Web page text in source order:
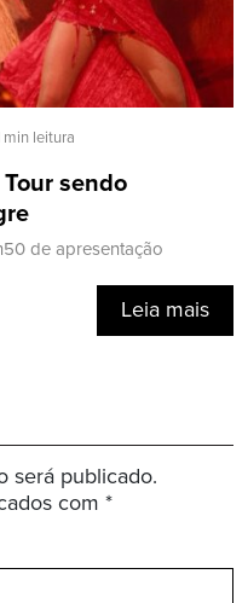
min leitura
sendo
de apresentação
Leia mais
será publicado.
com *